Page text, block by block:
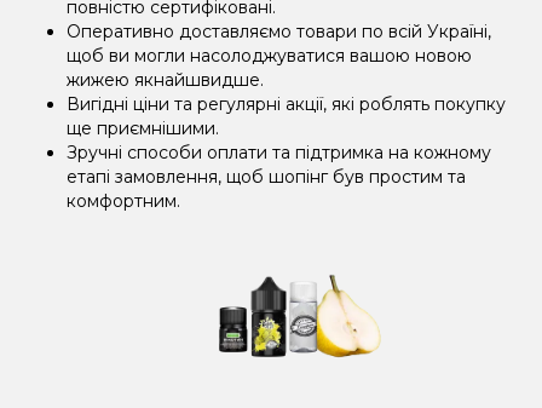
повністю сертифіковані.
Оперативно доставляємо товари по всій Україні,
щоб ви могли насолоджуватися вашою новою
жижею якнайшвидше.
Вигідні ціни та регулярні акції, які роблять покупку
ще приємнішими.
Зручні способи оплати та підтримка на кожному
етапі замовлення, щоб шопінг був простим та
комфортним.